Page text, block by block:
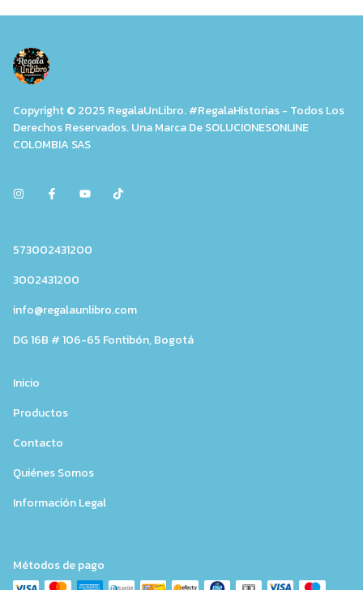
Copyright © 2025 RegalaUnLibro. #RegalaHistorias - Todos Los
Derechos Reservados. Una Marca De SOLUCIONESONLINE
COLOMBIA SAS
573002431200
3002431200
info@regalaunlibro.com
DG 16B # 106-65 Fontibón, Bogotá
Inicio
Productos
Contacto
Quiénes Somos
Información Legal
Métodos de pago